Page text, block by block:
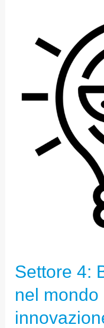
Settore 4:
nel mondo
4:
BASE,
NEL
REALE
E